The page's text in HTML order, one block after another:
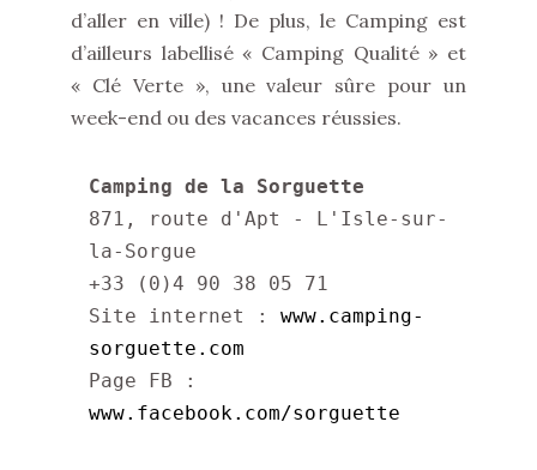
d’aller en ville) ! De plus, le Camping est
d’ailleurs labellisé « Camping Qualité » et
« Clé Verte », une valeur sûre pour un
week-end ou des vacances réussies.
Camping de la Sorguette
871, route d'Apt - L'Isle-sur-
la-Sorgue
+33 (0)4 90 38 05 71
Site internet : www.camping-
sorguette.com
www.facebook.com/sorguette